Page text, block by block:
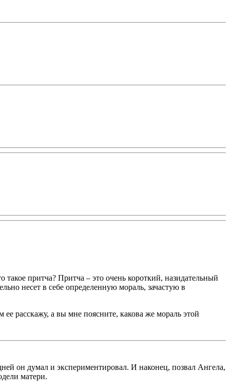
притча? Притча – это очень короткий, назидательный
несет в себе определенную мораль, зачастую в
расскажу, а вы мне поясните, какова же мораль этой
он думал и экспериментировал. И наконец, позвал Ангела,
матери.